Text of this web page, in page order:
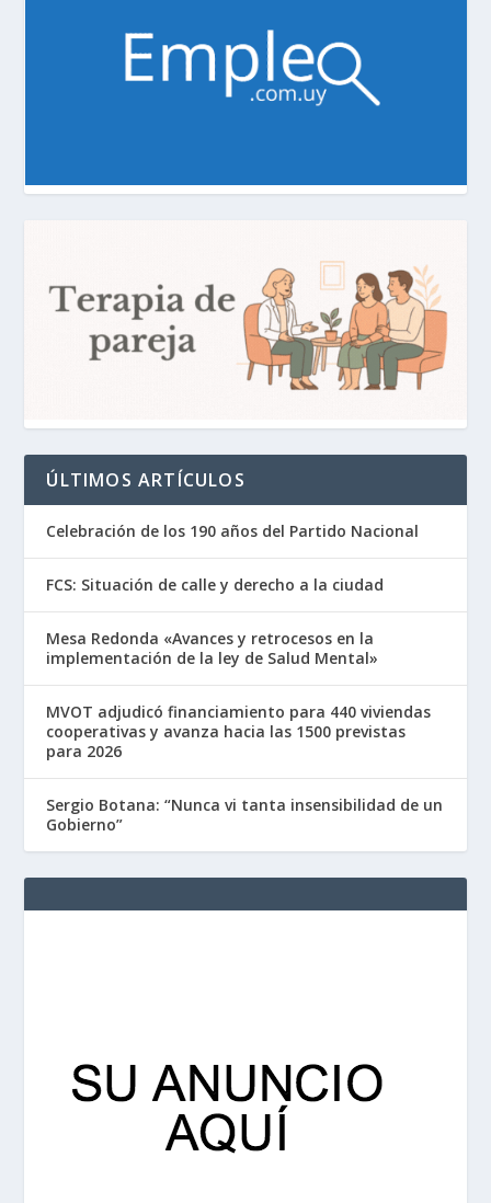
ÚLTIMOS ARTÍCULOS
Celebración de los 190 años del Partido Nacional
FCS: Situación de calle y derecho a la ciudad
Mesa Redonda «Avances y retrocesos en la
implementación de la ley de Salud Mental»
MVOT adjudicó financiamiento para 440 viviendas
cooperativas y avanza hacia las 1500 previstas
para 2026
Sergio Botana: “Nunca vi tanta insensibilidad de un
Gobierno”